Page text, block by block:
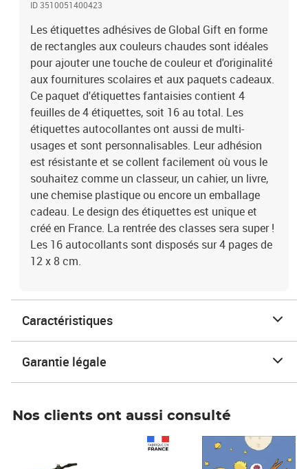
ID 3510051400423
Les étiquettes adhésives de Global Gift en forme
de rectangles aux couleurs chaudes sont idéales
pour ajouter une touche de couleur et d'originalité
aux fournitures scolaires et aux paquets cadeaux.
Ce paquet d'étiquettes fantaisies contient 4
feuilles de 4 étiquettes, soit 16 au total. Les
étiquettes autocollantes ont aussi de multi-
usages et sont personnalisables. Leur adhésion
est résistante et se collent facilement où vous le
souhaitez comme un classeur, un cahier, un livre,
une chemise plastique ou encore un emballage
cadeau. Le design des étiquettes est unique et
créé en France. La rentrée des classes sera super !
Les 16 autocollants sont disposés sur 4 pages de
12 x 8 cm.
Caractéristiques
Garantie légale
Nos clients ont aussi consulté
Prix 6,25€ HT